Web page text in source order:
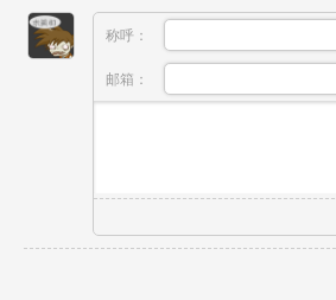
称呼：
邮箱：